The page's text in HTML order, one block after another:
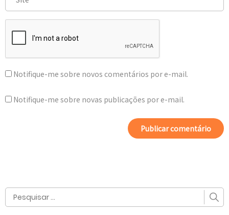
Notifique-me sobre novos comentários por e-mail.
Notifique-me sobre novas publicações por e-mail.